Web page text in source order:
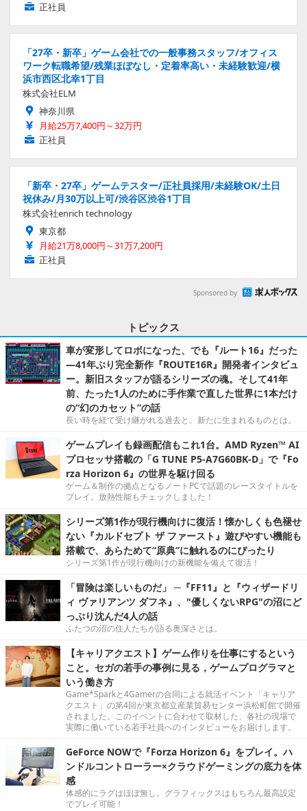
正社員
「27卒・新卒」ゲーム会社での一般事務スタッフ/オフィス
ワーク転職希望/残業ほぼなし・定着率高い・未経験歓迎/横
浜市西区北幸1丁目
株式会社ELM
神奈川県
月給25万7,400円～32万円
正社員
「新卒・27卒」ゲームテスター/正社員採用/未経験OK/土日
祝休み/月30万以上可/渋谷区渋谷1丁目
株式会社enrich technology
東京都
月給21万8,000円～31万7,200円
正社員
Sponsored by
トピックス
車が変形してロボになった、でも『ルート16』だった
―41年ぶり完全新作『ROUTE16R』開発者インタビュ
ー。新旧スタッフが語るシリーズの魂。そして41年
前、たった1人のために手作業で直した世界に1本だけ
の“幻のカセット”の話
長い時を経て受け継がれる過去と、新たに生まれるものとは。
ゲームプレイも録画配信もこれ1台。AMD Ryzen™ AI
プロセッサ搭載の「G TUNE P5-A7G60BK-D」で『Fo
rza Horizon 6』の世界を駆け回る
ゲーム＆制作の拠点となるノートPCで話題のレースタイトルを
プレイ。放熱性能もチェックしました！
シリーズ第1作が現行機向けに復活！懐かしくも色褪せ
ない『カルドセプト ザ ファースト』遊びやすい機能も
搭載で、あらためて“原典”に触れるのにぴったり
シリーズ第1作が現行機向けの新機能を備えて復活！
「冒険は楽しいものだ」 ─『FF11』と『ウィザードリ
ィ ヴァリアンツ ダフネ』、"優しくないRPG"の沼にど
っぷり沈んだ4人の話
ふたつの沼の住人たちが語る奥深さとは。
【キャリアクエスト】ゲーム作りを仕事にするという
こと。セガの若手の事例に見る，ゲームプログラマと
いう働き方
Game*Sparkと4Gamerの合同による就活イベント「キャリア
クエスト」の第4回が東京都立産業貿易センター浜松町館で開催
されました。このイベントに合わせて取材した、各社の現場で
実際に働いている若手社員へのインタビューをお届けします。
GeForce NOWで『Forza Horizon 6』をプレイ。ハ
ンドルコントローラー×クラウドゲーミングの底力を体
感
体感的にラグはほぼ無し。グラフィックスはもちろん最高設定
でプレイ可能！